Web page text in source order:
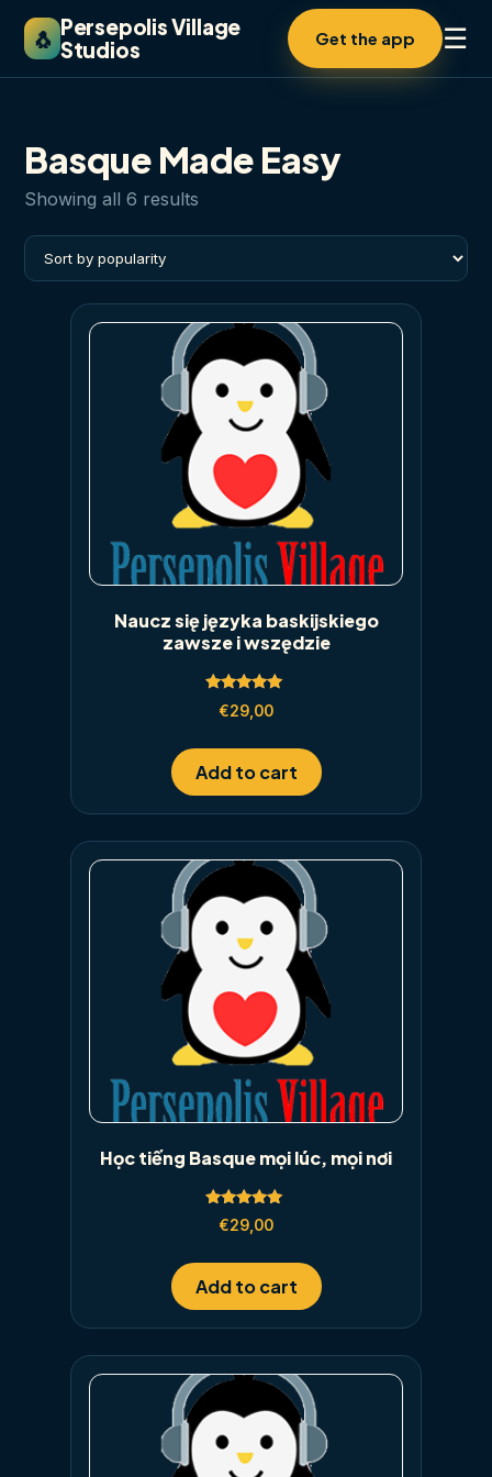
🐧 Persepolis Village
Studios
Get the app ☰
Basque Made Easy
Showing all 6 results
Naucz się języka baskijskiego
zawsze i wszędzie
Rated
5.00
€29,00
Add to cart
Học tiếng Basque mọi lúc, mọi nơi
Rated
5.00
€29,00
Add to cart